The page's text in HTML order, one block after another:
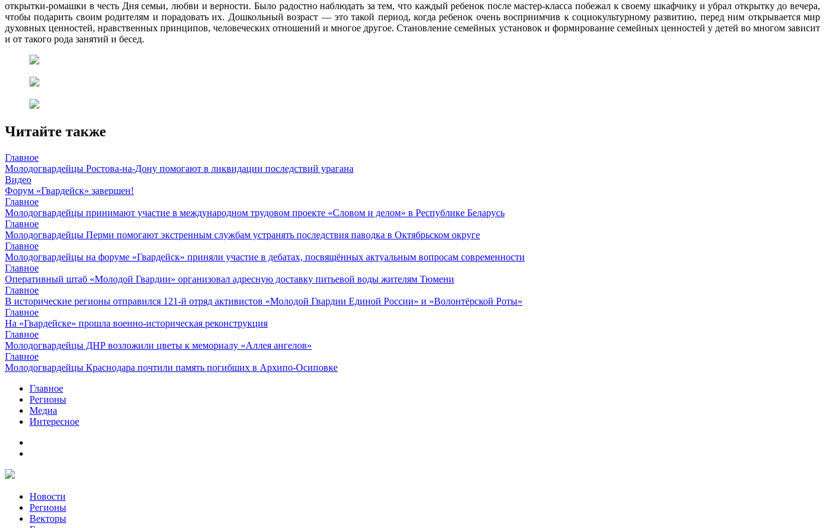
открытки-ромашки в честь Дня семьи, любви и верности. Было радостно наблюдать за тем, что каждый ребенок после мастер-класса побежал к своему шкафчику и убрал открытку до вечера,
чтобы подарить своим родителям и порадовать их. Дошкольный возраст — это такой период, когда ребенок очень восприимчив к социокультурному развитию, перед ним открывается мир
духовных ценностей, нравственных принципов, человеческих отношений и многое другое. Становление семейных установок и формирование семейных ценностей у детей во многом зависит
и от такого рода занятий и бесед.
Читайте также
Главное
Молодогвардейцы Ростова-на-Дону помогают в ликвидации последствий урагана
Видео
Форум «Гвардейск» завершен!
Главное
Молодогвардейцы принимают участие в международном трудовом проекте «Словом и делом» в Республике Беларусь
Главное
Молодогвардейцы Перми помогают экстренным службам устранять последствия паводка в Октябрьском округе
Главное
Молодогвардейцы на форуме «Гвардейск» приняли участие в дебатах, посвящённых актуальным вопросам современности
Главное
Оперативный штаб «Молодой Гвардии» организовал адресную доставку питьевой воды жителям Тюмени
Главное
В исторические регионы отправился 121-й отряд активистов «Молодой Гвардии Единой России» и «Волонтёрской Роты»
Главное
На «Гвардейске» прошла военно-историческая реконструкция
Главное
Молодогвардейцы ДНР возложили цветы к мемориалу «Аллея ангелов»
Главное
Молодогвардейцы Краснодара почтили память погибших в Архипо-Осиповке
Главное
Регионы
Медиа
Интересное
Новости
Регионы
Векторы